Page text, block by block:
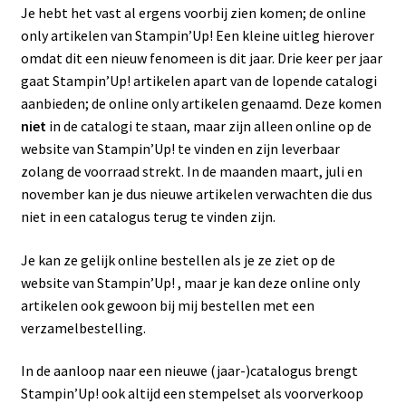
Je hebt het vast al ergens voorbij zien komen; de online
only artikelen van Stampin’Up! Een kleine uitleg hierover
omdat dit een nieuw fenomeen is dit jaar. Drie keer per jaar
gaat Stampin’Up! artikelen apart van de lopende catalogi
aanbieden; de online only artikelen genaamd. Deze komen
niet in de catalogi te staan, maar zijn alleen online op de
website van Stampin’Up! te vinden en zijn leverbaar
zolang de voorraad strekt. In de maanden maart, juli en
november kan je dus nieuwe artikelen verwachten die dus
niet in een catalogus terug te vinden zijn.
Je kan ze gelijk online bestellen als je ze ziet op de
website van Stampin’Up! , maar je kan deze online only
artikelen ook gewoon bij mij bestellen met een
verzamelbestelling.
In de aanloop naar een nieuwe (jaar-)catalogus brengt
Stampin’Up! ook altijd een stempelset als voorverkoop